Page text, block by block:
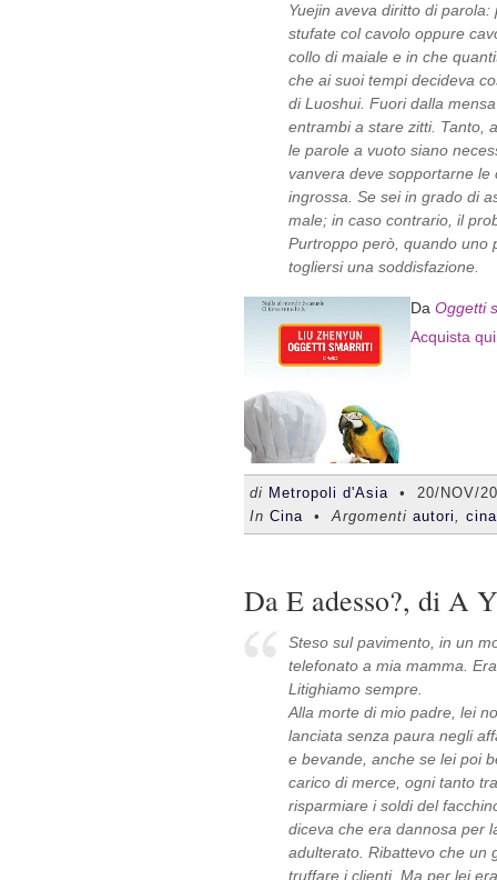
Yuejin aveva diritto di
stufate col cavolo oppure
collo di maiale e in che
che ai suoi tempi decideva
di Luoshui. Fuori dalla
entrambi a stare zitti. Tanto,
le parole a vuoto siano
vanvera deve sopportarne
ingrossa. Se sei in grado di
male; in caso contrario, il
Purtroppo però, quando uno
togliersi una soddisfazione.
Da Oggetti
Acquista
di Metropoli d'Asia • 20/NOV/
In Cina • Argomenti autori, cina
Da E adesso?, di A
Steso sul pavimento, in un
telefonato a mia mamma.
Litighiamo sempre.
Alla morte di mio padre, lei
lanciata senza paura negli
e bevande, anche se lei poi
carico di merce, ogni tanto
risparmiare i soldi del
diceva che era dannosa per
adulterato. Ribattevo che un
truffare i clienti. Ma per lei